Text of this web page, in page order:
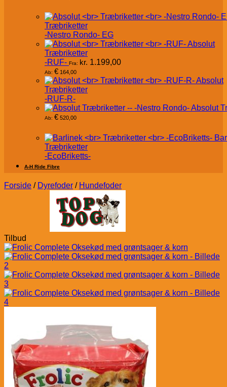
Træbriketter
-Nestro Rondo- EG
Absolut
Træbriketter
-RUF- Fra: kr. 1.199,00
Ab: € 164,00
Absolut
Træbriketter
-RUF-R-
Absolut
Ab: € 520,00
Træbriketter
-EcoBriketts-
A-H Ride Fibre
Forside / Dyrefoder / Hundefoder
Tilbud